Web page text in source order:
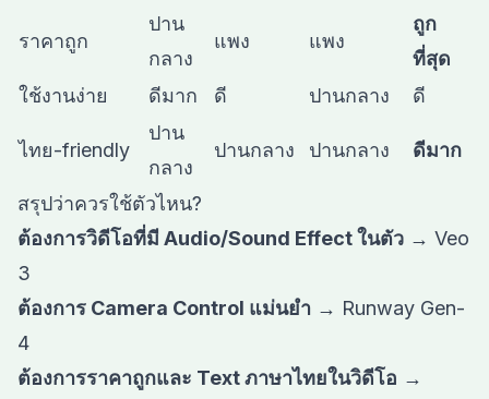
ราคาถูก
ปาน
กลาง
แพง แพง
ถูก
ที่สุด
ใช้งานง่าย
ดีมาก ดี ปานกลาง ดี
ไทย-friendly
ปาน
กลาง
ปานกลาง ปานกลาง ดีมาก
สรุปว่าควรใช้ตัวไหน?
ต้องการวิดีโอที่มี Audio/Sound Effect ในตัว → Veo
3
ต้องการ Camera Control แม่นยำ → Runway Gen-
4
ต้องการราคาถูกและ Text ภาษาไทยในวิดีโอ →